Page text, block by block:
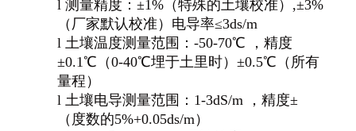
l 测量精度：±1%（特殊的土壤校准）,±3%
（厂家默认校准）电导率≤3ds/m
l 土壤温度测量范围：-50-70℃ ，精度
±0.1℃（0-40℃埋于土里时）±0.5℃（所有
量程）
l 土壤电导测量范围：1-3dS/m ，精度±
（度数的5%+0.05ds/m）